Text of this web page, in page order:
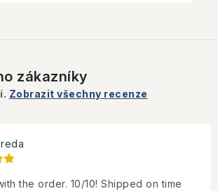
zákazníky
Zobrazit všechny recenze
the order. 10/10! Shipped on time